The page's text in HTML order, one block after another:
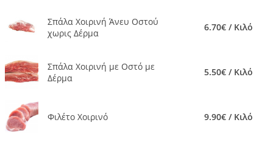
Σπάλα Χοιρινή Άνευ Οστού
χωρις Δέρμα
6.70€ / Κιλό
Σπάλα Χοιρινή με Οστό με
Δέρμα
5.50€ / Κιλό
Φιλέτο Χοιρινό 9.90€ / Κιλό